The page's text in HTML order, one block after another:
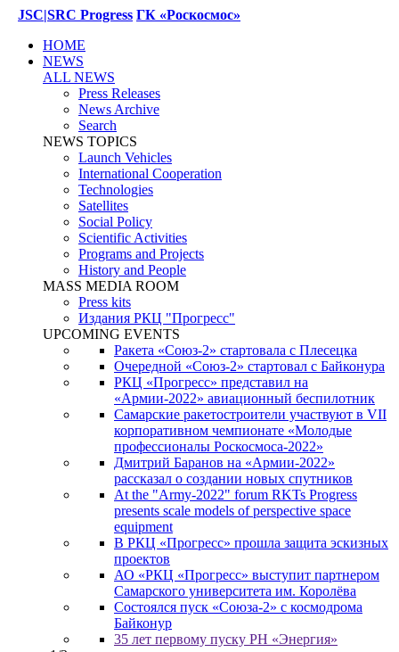
JSC|SRC Progress ГК «Роскосмос»
HOME
NEWS
ALL NEWS
Press Releases
News Archive
Search
NEWS TOPICS
Launch Vehicles
International Cooperation
Technologies
Satellites
Social Policy
Scientific Activities
Programs and Projects
History and People
MASS MEDIA ROOM
Press kits
Издания РКЦ "Прогресс"
UPCOMING EVENTS
Ракета «Союз-2» стартовала с Плесецка
Очередной «Союз-2» стартовал с Байконура
РКЦ «Прогресс» представил на
«Армии-2022» авиационный беспилотник
Самарские ракетостроители участвуют в VII
корпоративном чемпионате «Молодые
профессионалы Роскосмоса-2022»
Дмитрий Баранов на «Армии-2022»
рассказал о создании новых спутников
At the "Army-2022" forum RKTs Progress
presents scale models of perspective space
equipment
В РКЦ «Прогресс» прошла защита эскизных
проектов
АО «РКЦ «Прогресс» выступит партнером
Самарского университета им. Королёва
Состоялся пуск «Союза-2» с космодрома
Байконур
35 лет первому пуску РН «Энергия»